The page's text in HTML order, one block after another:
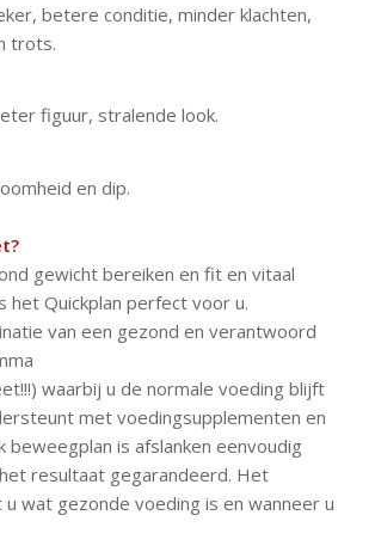
betere conditie, minder klachten,
trots.
figuur, stralende look.
en dip.
gewicht bereiken en fit en vitaal
het Quickplan perfect voor u.
van een gezond en verantwoord
waarbij u de normale voeding blijft
met voedingsupplementen en
beweegplan is afslanken eenvoudig
resultaat gegarandeerd. Het
u wat gezonde voeding is en wanneer u